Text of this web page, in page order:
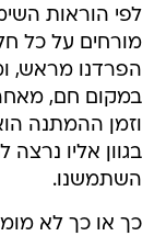
לפי הוראות
מורחים על כל
הפרדנו מראש,
במקום חם,
וזמן ההמתנה
בגוון אליו נרצה
השתמשנו.
כך או כך לא